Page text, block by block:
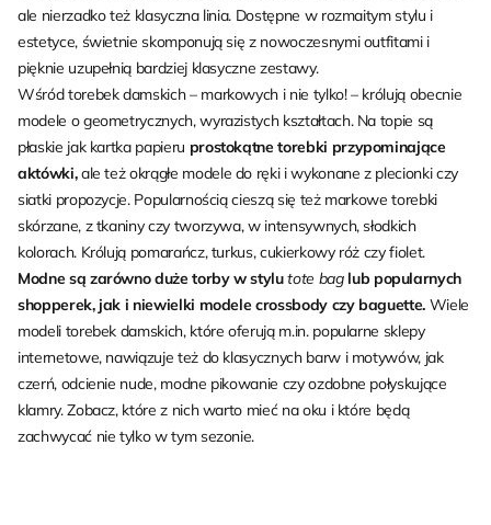
ale nierzadko też klasyczna linia. Dostępne w rozmaitym stylu i
estetyce, świetnie skomponują się z nowoczesnymi outfitami i
pięknie uzupełnią bardziej klasyczne zestawy.
Wśród torebek damskich – markowych i nie tylko! – królują obecnie
modele o geometrycznych, wyrazistych kształtach. Na topie są
płaskie jak kartka papieru prostokątne torebki przypominające
aktówki,ale też okrągłe modele do ręki i wykonane z plecionki czy
siatki propozycje. Popularnością cieszą się też markowe torebki
skórzane, z tkaniny czy tworzywa, w intensywnych, słodkich
kolorach. Królują pomarańcz, turkus, cukierkowy róż czy fiolet.
Modne są zarówno duże torby w stylutote bag lub popularnych
shopperek, jak i niewielki modele crossbody czy baguette. Wiele
modeli torebek damskich, które oferują m.in. popularne sklepy
internetowe, nawiązuje też do klasycznych barw i motywów, jak
czerń, odcienie nude, modne pikowanie czy ozdobne połyskujące
klamry. Zobacz, które z nich warto mieć na oku i które będą
zachwycać nie tylko w tym sezonie.